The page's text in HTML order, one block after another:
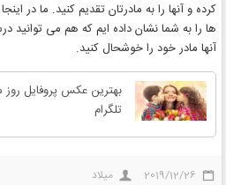
کرده و آنها را به مادرتان تقدیم کنید. ما در
ها را به شما نشان داده ایم که هم می توانید
آنها مادر خود را خوشحال کنید.
بهترین عکس پروفایل روز
تلگرام
2019/12/26 میلاد